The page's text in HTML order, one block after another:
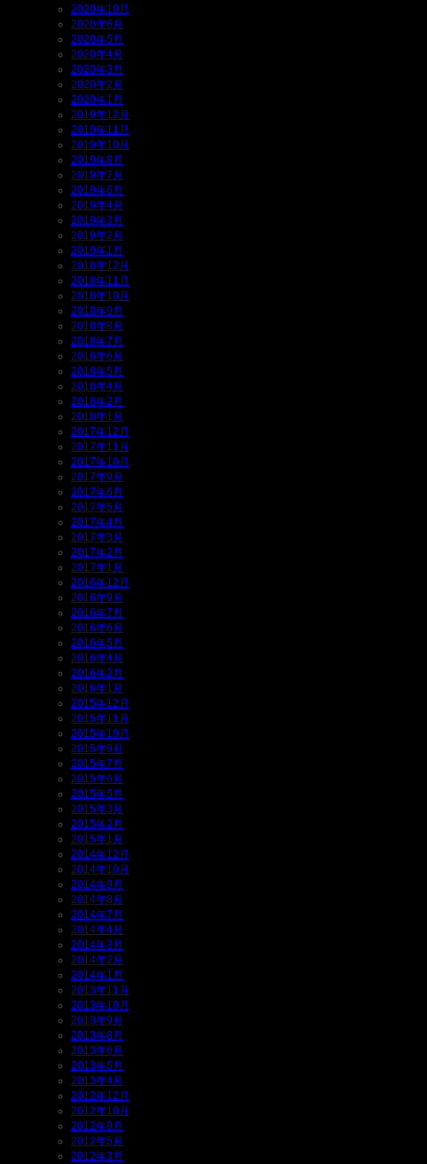
2020年10月
2020年6月
2020年5月
2020年4月
2020年3月
2020年2月
2020年1月
2019年12月
2019年11月
2019年10月
2019年8月
2019年7月
2019年6月
2019年4月
2019年3月
2019年2月
2019年1月
2018年12月
2018年11月
2018年10月
2018年9月
2018年8月
2018年7月
2018年6月
2018年5月
2018年4月
2018年2月
2018年1月
2017年12月
2017年11月
2017年10月
2017年9月
2017年6月
2017年5月
2017年4月
2017年3月
2017年2月
2017年1月
2016年12月
2016年9月
2016年7月
2016年6月
2016年5月
2016年4月
2016年2月
2016年1月
2015年12月
2015年11月
2015年10月
2015年9月
2015年7月
2015年6月
2015年5月
2015年3月
2015年2月
2015年1月
2014年12月
2014年10月
2014年9月
2014年8月
2014年7月
2014年4月
2014年3月
2014年2月
2014年1月
2013年11月
2013年10月
2013年9月
2013年8月
2013年6月
2013年5月
2013年4月
2012年12月
2012年10月
2012年9月
2012年5月
2012年3月